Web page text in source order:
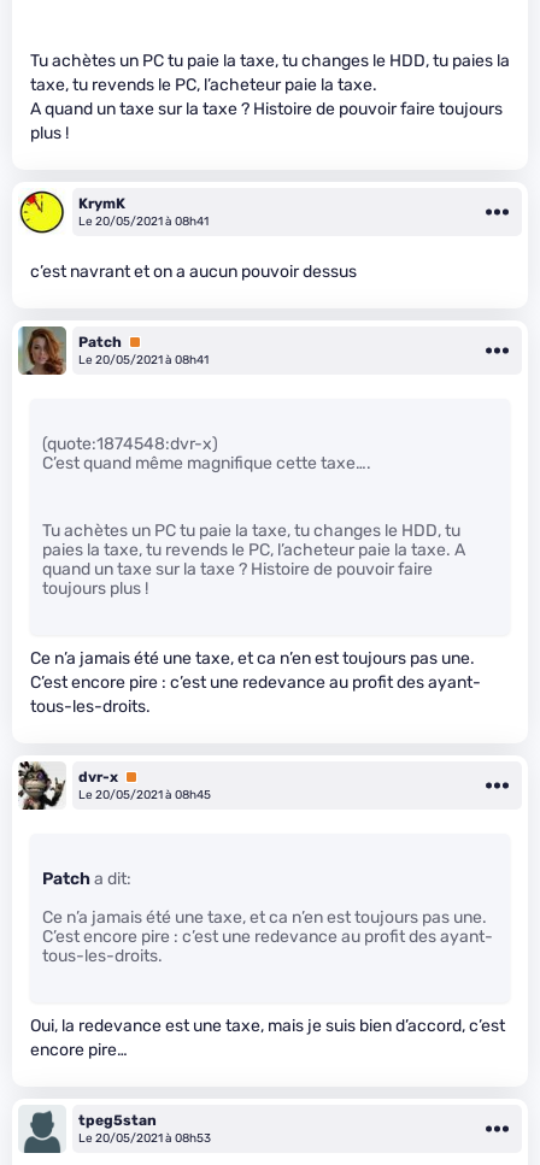
Tu achètes un PC tu paie la taxe, tu changes le HDD, tu paies la
taxe, tu revends le PC, l’acheteur paie la taxe.
A quand un taxe sur la taxe ? Histoire de pouvoir faire toujours
plus !
KrymK
Le 20/05/2021 à 08h41
c’est navrant et on a aucun pouvoir dessus
Patch Premium
Le 20/05/2021 à 08h41
(quote:1874548:dvr-x)
C’est quand même magnifique cette taxe….
Tu achètes un PC tu paie la taxe, tu changes le HDD, tu
paies la taxe, tu revends le PC, l’acheteur paie la taxe. A
quand un taxe sur la taxe ? Histoire de pouvoir faire
toujours plus !
Ce n’a jamais été une taxe, et ca n’en est toujours pas une.
C’est encore pire : c’est une redevance au profit des ayant-
tous-les-droits.
dvr-x Premium
Le 20/05/2021 à 08h45
Patcha dit:
Ce n’a jamais été une taxe, et ca n’en est toujours pas une.
C’est encore pire : c’est une redevance au profit des ayant-
tous-les-droits.
Oui, la redevance est une taxe, mais je suis bien d’accord, c’est
encore pire…
tpeg5stan
Le 20/05/2021 à 08h53